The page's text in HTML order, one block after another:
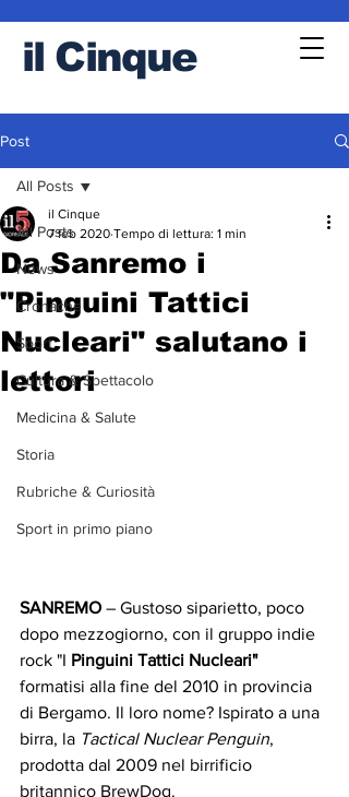
il Cinque
Post
All Posts
News
Cronache
Sport
Cultura & Spettacolo
Medicina & Salute
Storia
Rubriche & Curiosità
Sport in primo piano
All Posts
Da Sanremo i
"Pinguini Tattici
Nucleari" salutano i
lettori
il Cinque
7 feb 2020 Tempo di lettura: 1 min
SANREMO – Gustoso siparietto, poco
dopo mezzogiorno, con il gruppo indie
rock "I Pinguini Tattici Nucleari"
formatisi alla fine del 2010 in provincia
di Bergamo. Il loro nome? Ispirato a una
birra, la Tactical Nuclear Penguin,
prodotta dal 2009 nel birrificio
britannico BrewDog.